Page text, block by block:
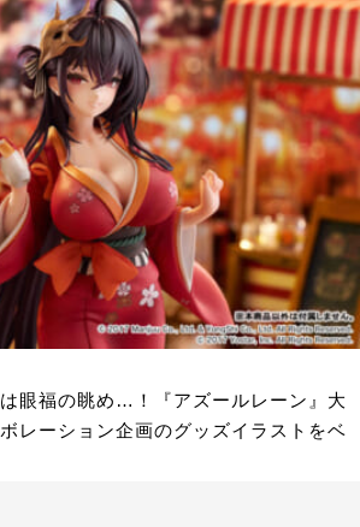
眼福の眺め…！『アズールレーン』大
レーション企画のグッズイラストをベ